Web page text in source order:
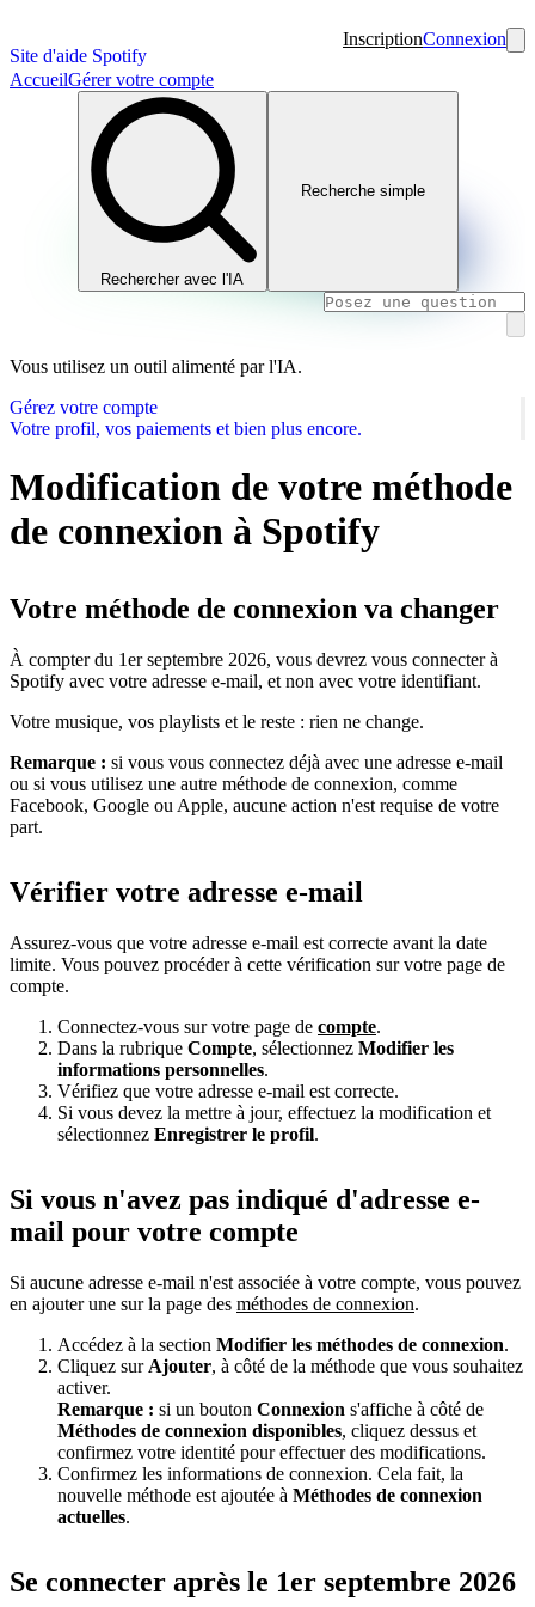
Site d'aide Spotify
InscriptionConnexion
AccueilGérer votre compte
Rechercher avec l'IA
Recherche simple
Vous utilisez un outil alimenté par l'IA.
Gérez votre compte
Votre profil, vos paiements et bien plus encore.
Modification de votre méthode
de connexion à Spotify
Votre méthode de connexion va changer
À compter du 1er septembre 2026, vous devrez vous connecter à
Spotify avec votre adresse e-mail, et non avec votre identifiant.
Votre musique, vos playlists et le reste : rien ne change.
Remarque : si vous vous connectez déjà avec une adresse e-mail
ou si vous utilisez une autre méthode de connexion, comme
Facebook, Google ou Apple, aucune action n'est requise de votre
part.
Vérifier votre adresse e-mail
Assurez-vous que votre adresse e-mail est correcte avant la date
limite. Vous pouvez procéder à cette vérification sur votre page de
compte.
Connectez-vous sur votre page de compte.
Dans la rubrique Compte, sélectionnez Modifier les
informations personnelles.
Vérifiez que votre adresse e-mail est correcte.
Si vous devez la mettre à jour, effectuez la modification et
sélectionnez Enregistrer le profil.
Si vous n'avez pas indiqué d'adresse e-
mail pour votre compte
Si aucune adresse e-mail n'est associée à votre compte, vous pouvez
en ajouter une sur la page des méthodes de connexion.
Accédez à la section Modifier les méthodes de connexion.
Cliquez sur Ajouter, à côté de la méthode que vous souhaitez
activer.
Remarque : si un bouton Connexion s'affiche à côté de
Méthodes de connexion disponibles, cliquez dessus et
confirmez votre identité pour effectuer des modifications.
Confirmez les informations de connexion. Cela fait, la
nouvelle méthode est ajoutée à Méthodes de connexion
actuelles.
Se connecter après le 1er septembre 2026